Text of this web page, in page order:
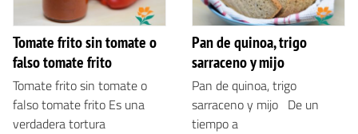
Tomate frito sin tomate o
falso tomate frito
Tomate frito sin tomate o
falso tomate frito Es una
verdadera tortura
Pan de quinoa, trigo
sarraceno y mijo
Pan de quinoa, trigo
sarraceno y mijo De un
tiempo a